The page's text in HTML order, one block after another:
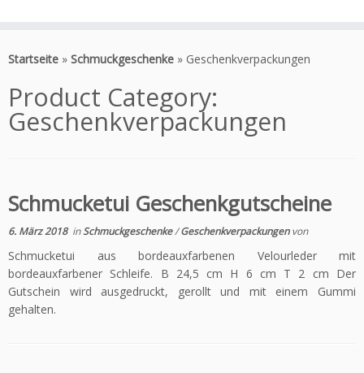
Inhalt
Startseite » Schmuckgeschenke » Geschenkverpackungen
Product Category:
Geschenkverpackungen
Schmucketui Geschenkgutscheine
6. März 2018inSchmuckgeschenke/Geschenkverpackungenvon
Schmucketui aus bordeauxfarbenen Velourleder mit
bordeauxfarbener Schleife. B 24,5 cm H 6 cm T 2 cm Der
Gutschein wird ausgedruckt, gerollt und mit einem Gummi
gehalten.